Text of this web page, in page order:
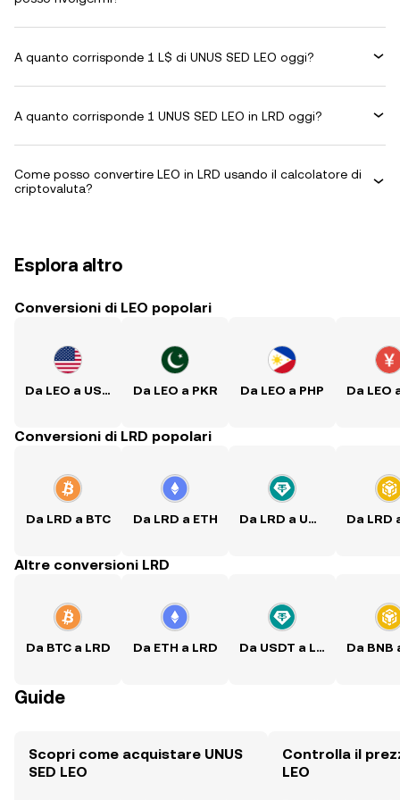
A quanto corrisponde 1 L$ di UNUS SED LEO oggi?
A quanto corrisponde 1 UNUS SED LEO in LRD oggi?
Come posso convertire LEO in LRD usando il calcolatore di
criptovaluta?
Esplora altro
Conversioni di LEO popolari
Da LEO a USD Da LEO a PKR Da LEO a PHP Da LEO
Conversioni di LRD popolari
Da LRD a BTC Da LRD a ETH Da LRD a USDT
Altre conversioni LRD
Da BTC a LRD Da ETH a LRD Da USDT a LRD
Guide
Scopri come acquistare UNUS
SED LEO
Controlla il
LEO